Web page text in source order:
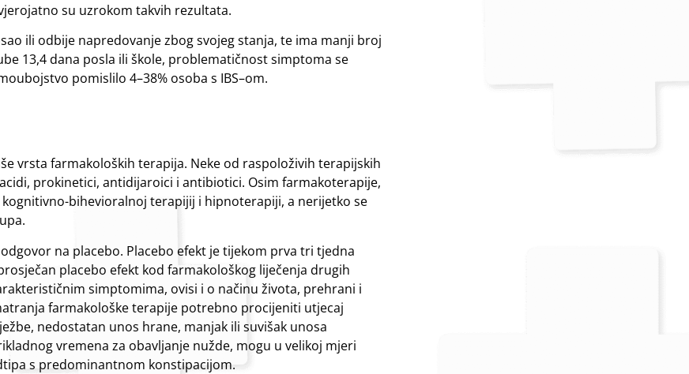
su uzrokom takvih rezultata.
ili odbije napredovanje zbog svojeg stanja, te ima manji broj
13,4 dana posla ili škole, problematičnost simptoma se
pomislilo 4–38% osoba s IBS–om.
vrsta farmakoloških terapija. Neke od raspoloživih terapijskih
prokinetici, antidijaroici i antibiotici. Osim farmakoterapije,
bihevioralnoj terapijij i hipnoterapiji, a nerijetko se
na placebo. Placebo efekt je tijekom prva tri tjedna
placebo efekt kod farmakološkog liječenja drugih
simptomima, ovisi i o načinu života, prehrani i
farmakološke terapije potrebno procijeniti utjecaj
nedostatan unos hrane, manjak ili suvišak unosa
vremena za obavljanje nužde, mogu u velikoj mjeri
s predominantnom konstipacijom.